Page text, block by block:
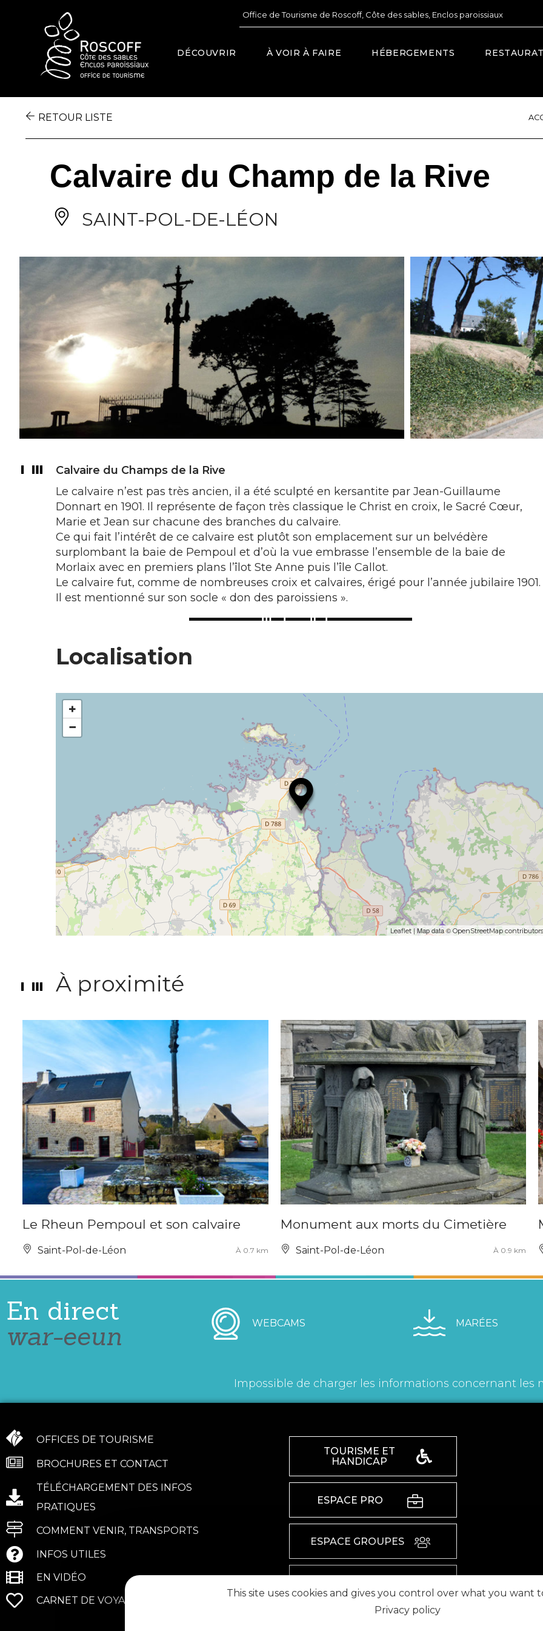
Office de Tourisme de Roscoff, Côte des sables, Enclos paroissiaux
DÉCOUVRIR À VOIR À FAIRE HÉBERGEMENTS
RETOUR LISTE
Calvaire du Champ de la Rive
SAINT-POL-DE-LÉON
Calvaire du Champs de la Rive
Le calvaire n’est pas très ancien, il a été sculpté en kersantite par Jean-Guillaume
Donnart en 1901. Il représente de façon très classique le Christ en croix, le Sacré Cœur,
Marie et Jean sur chacune des branches du calvaire.
Ce qui fait l’intérêt de ce calvaire est plutôt son emplacement sur un belvédère
surplombant la baie de Pempoul et d’où la vue embrasse l’ensemble de la baie de
Morlaix avec en premiers plans l’îlot Ste Anne puis l’île Callot.
Le calvaire fut, comme de nombreuses croix et calvaires, érigé pour l’année jubilaire 1901.
Il est mentionné sur son socle « don des paroissiens ».
Localisation
+
−
Leaflet | Map data ©OpenStreetMap
À proximité
Le Rheun Pempoul et son calvaire
Saint-Pol-de-Léon À 0.7 km
Monument aux morts du Cimetière
Saint-Pol-de-Léon À 0.9 km
En direct
war-eeun WEBCAMS MARÉES
Impossible de charger les informations concernant les
OFFICES DE TOURISME
BROCHURES ET CONTACT
TÉLÉCHARGEMENT DES INFOS
PRATIQUES
COMMENT VENIR, TRANSPORTS
INFOS UTILES
EN VIDÉO
CARNET DE VOYAGE
TOURISME ET
HANDICAP
ESPACE PRO
ESPACE GROUPES
This site uses cookies and gives you control over what you want
Privacy policy